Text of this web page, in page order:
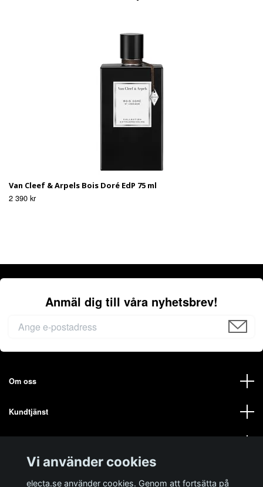
Van Cleef & Arpels Bois Doré EdP 75 ml
2 390 kr
Anmäl dig till våra nyhetsbrev!
Om oss
Kundtjänst
Vi använder cookies
electa.se använder cookies. Genom att fortsätta på